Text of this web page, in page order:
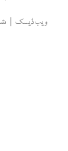
ویب ڈیسک |